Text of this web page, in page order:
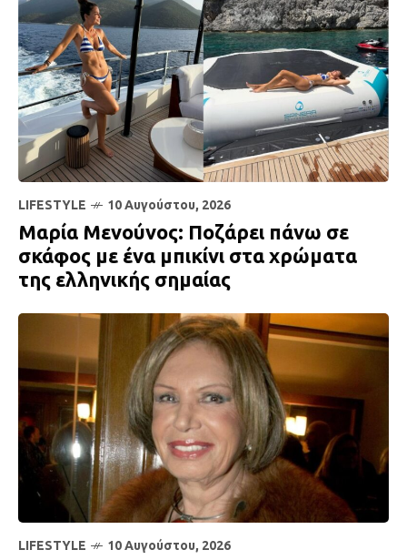
LIFESTYLE 10 Αυγούστου, 2026
Μαρία Μενούνος: Ποζάρει πάνω σε
σκάφος με ένα μπικίνι στα χρώματα
της ελληνικής σημαίας
LIFESTYLE 10 Αυγούστου, 2026